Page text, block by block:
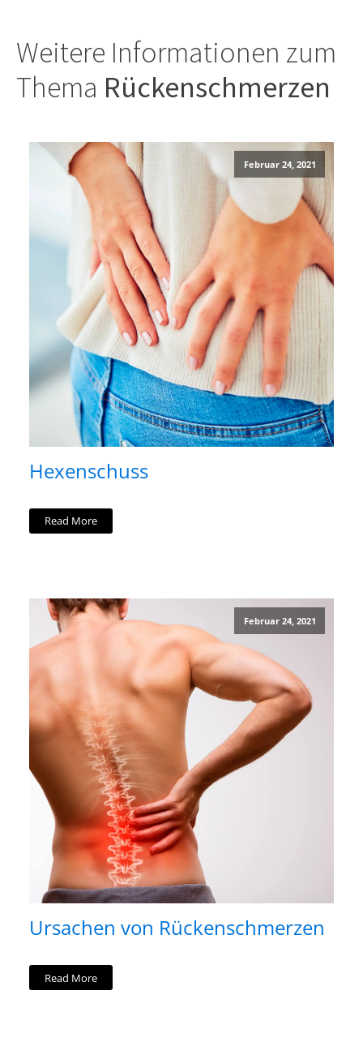
Weitere Informationen zum
Thema Rückenschmerzen
Februar 24, 2021
Hexenschuss
Read More
Februar 24, 2021
Ursachen von Rückenschmerzen
Read More